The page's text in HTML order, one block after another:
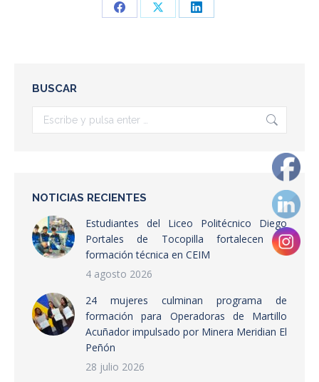
Share
Share
Share
BUSCAR
Buscar:
NOTICIAS RECIENTES
Estudiantes del Liceo Politécnico Diego
Portales de Tocopilla fortalecen su
formación técnica en CEIM
4 agosto 2026
24 mujeres culminan programa de
formación para Operadoras de Martillo
Acuñador impulsado por Minera Meridian El
Peñón
28 julio 2026